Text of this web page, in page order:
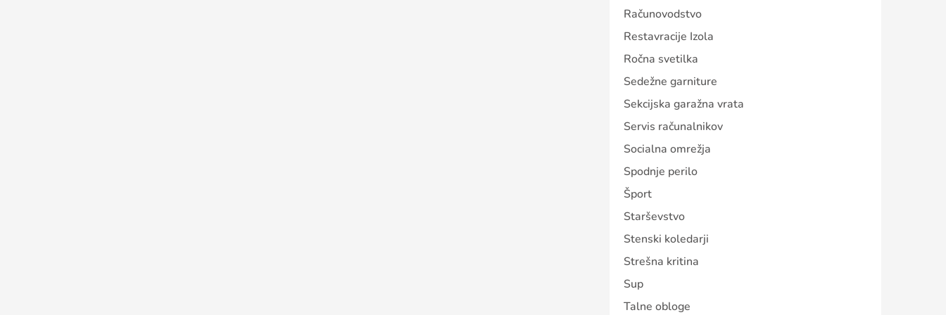
Računovodstvo
Restavracije Izola
Ročna svetilka
Sedežne garniture
Sekcijska garažna vrata
Servis računalnikov
Socialna omrežja
Spodnje perilo
Šport
Starševstvo
Stenski koledarji
Strešna kritina
Sup
Talne obloge